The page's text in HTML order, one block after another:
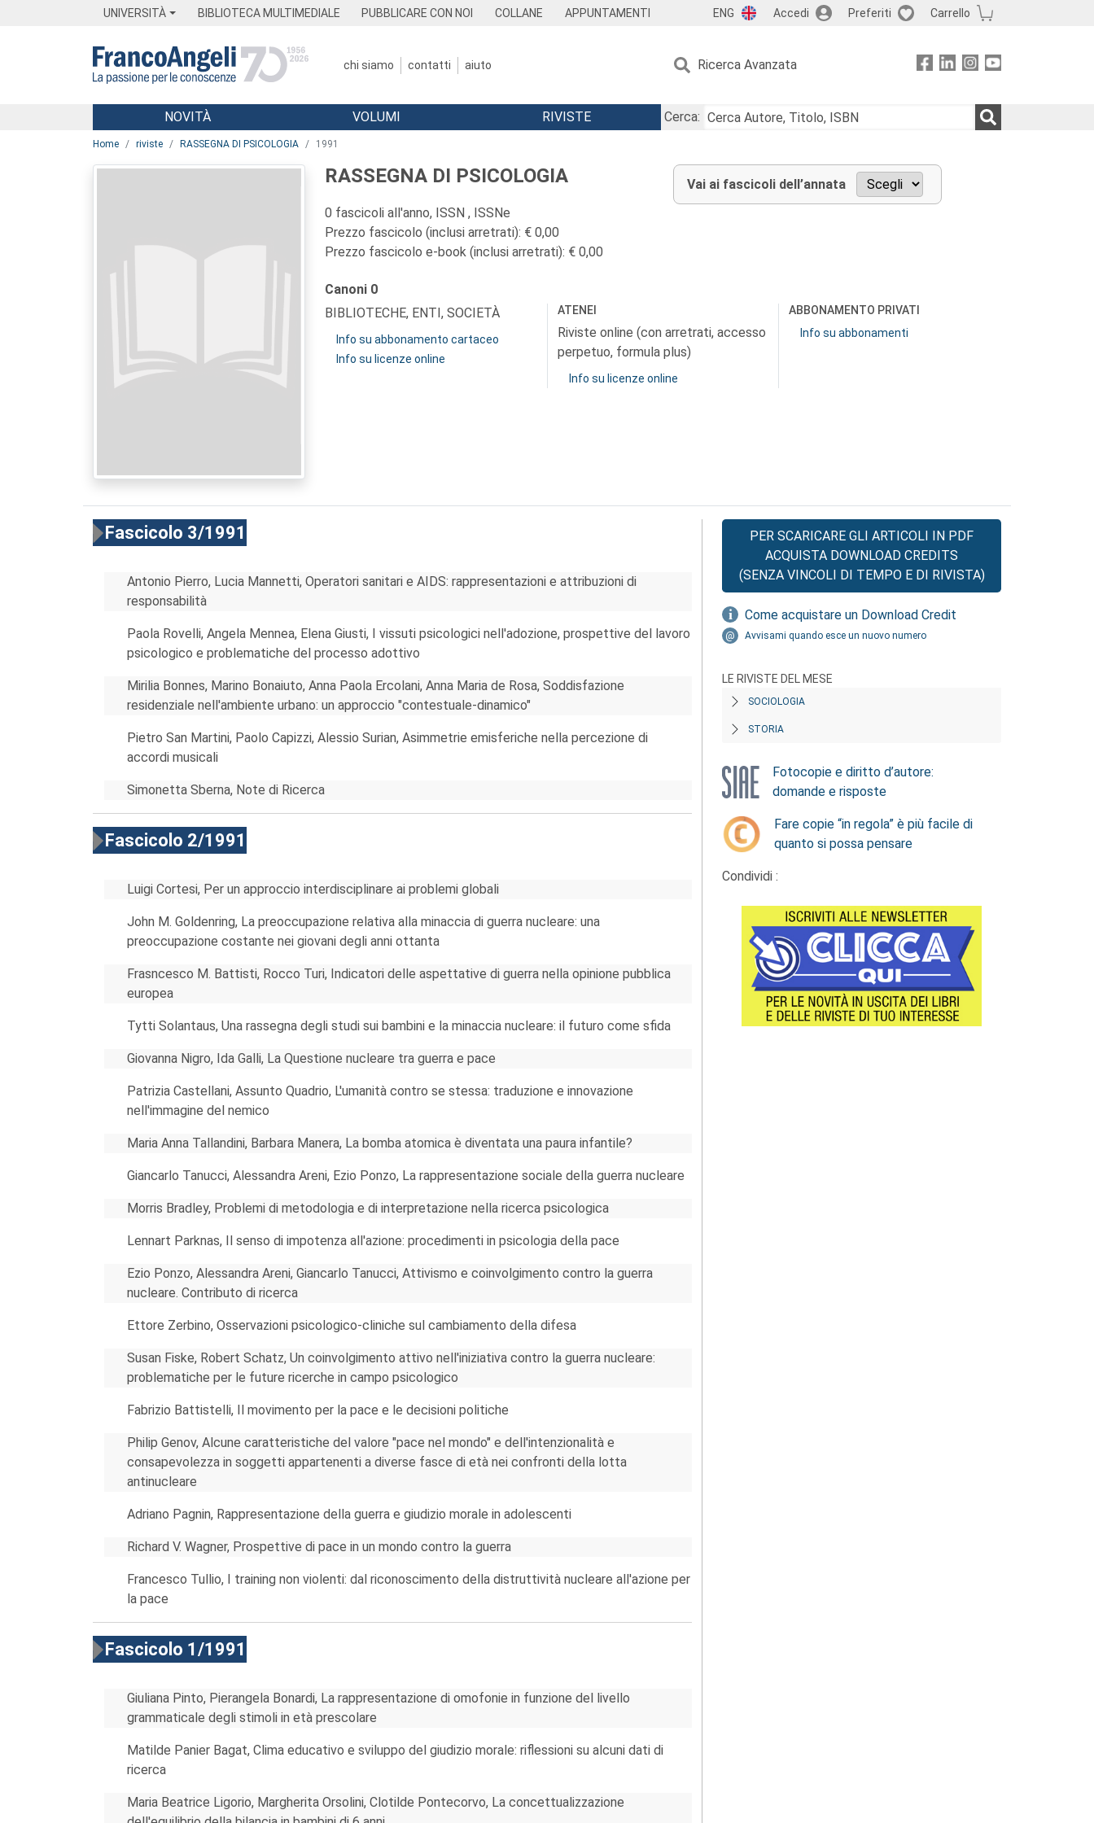
UNIVERSITÀ BIBLIOTECA MULTIMEDIALE PUBBLICARE CON NOI COLLANE APPUNTAMENTI ENG Accedi Preferiti Carrello
chi siamo contatti aiuto Ricerca Avanzata
Menu
NOVITÀ VOLUMI RIVISTE
Cerca:
Home riviste RASSEGNA DI PSICOLOGIA 1991
RASSEGNA DI PSICOLOGIA
0 fascicoli all'anno, ISSN , ISSNe
Prezzo fascicolo (inclusi arretrati): € 0,00
Prezzo fascicolo e-book (inclusi arretrati): € 0,00
Vai ai fascicoli dell’annata
Canoni 0
BIBLIOTECHE, ENTI, SOCIETÀ
Info su abbonamento cartaceo
Info su licenze online
ATENEI
Riviste online (con arretrati, accesso
perpetuo, formula plus)
Info su licenze online
ABBONAMENTO PRIVATI
Info su abbonamenti
Fascicolo 3/1991
Antonio Pierro, Lucia Mannetti, Operatori sanitari e AIDS: rappresentazioni e attribuzioni di
responsabilità
Paola Rovelli, Angela Mennea, Elena Giusti, I vissuti psicologici nell'adozione, prospettive del lavoro
psicologico e problematiche del processo adottivo
Mirilia Bonnes, Marino Bonaiuto, Anna Paola Ercolani, Anna Maria de Rosa, Soddisfazione
residenziale nell'ambiente urbano: un approccio "contestuale-dinamico"
Pietro San Martini, Paolo Capizzi, Alessio Surian, Asimmetrie emisferiche nella percezione di
accordi musicali
Simonetta Sberna, Note di Ricerca
Fascicolo 2/1991
Luigi Cortesi, Per un approccio interdisciplinare ai problemi globali
John M. Goldenring, La preoccupazione relativa alla minaccia di guerra nucleare: una
preoccupazione costante nei giovani degli anni ottanta
Frasncesco M. Battisti, Rocco Turi, Indicatori delle aspettative di guerra nella opinione pubblica
europea
Tytti Solantaus, Una rassegna degli studi sui bambini e la minaccia nucleare: il futuro come sfida
Giovanna Nigro, Ida Galli, La Questione nucleare tra guerra e pace
Patrizia Castellani, Assunto Quadrio, L'umanità contro se stessa: traduzione e innovazione
nell'immagine del nemico
Maria Anna Tallandini, Barbara Manera, La bomba atomica è diventata una paura infantile?
Giancarlo Tanucci, Alessandra Areni, Ezio Ponzo, La rappresentazione sociale della guerra nucleare
Morris Bradley, Problemi di metodologia e di interpretazione nella ricerca psicologica
Lennart Parknas, Il senso di impotenza all'azione: procedimenti in psicologia della pace
Ezio Ponzo, Alessandra Areni, Giancarlo Tanucci, Attivismo e coinvolgimento contro la guerra
nucleare. Contributo di ricerca
Ettore Zerbino, Osservazioni psicologico-cliniche sul cambiamento della difesa
Susan Fiske, Robert Schatz, Un coinvolgimento attivo nell'iniziativa contro la guerra nucleare:
problematiche per le future ricerche in campo psicologico
Fabrizio Battistelli, Il movimento per la pace e le decisioni politiche
Philip Genov, Alcune caratteristiche del valore "pace nel mondo" e dell'intenzionalità e
consapevolezza in soggetti appartenenti a diverse fasce di età nei confronti della lotta
antinucleare
Adriano Pagnin, Rappresentazione della guerra e giudizio morale in adolescenti
Richard V. Wagner, Prospettive di pace in un mondo contro la guerra
Francesco Tullio, I training non violenti: dal riconoscimento della distruttività nucleare all'azione per
la pace
Fascicolo 1/1991
Giuliana Pinto, Pierangela Bonardi, La rappresentazione di omofonie in funzione del livello
grammaticale degli stimoli in età prescolare
Matilde Panier Bagat, Clima educativo e sviluppo del giudizio morale: riflessioni su alcuni dati di
ricerca
Maria Beatrice Ligorio, Margherita Orsolini, Clotilde Pontecorvo, La concettualizzazione
PER SCARICARE GLI ARTICOLI IN PDF
ACQUISTA DOWNLOAD CREDITS
(SENZA VINCOLI DI TEMPO E DI RIVISTA)
Come acquistare un Download Credit
Avvisami quando esce un nuovo numero
LE RIVISTE DEL MESE
SOCIOLOGIA
STORIA
Fotocopie e diritto d’autore:
domande e risposte
Fare copie “in regola” è più facile di
quanto si possa pensare
Condividi :